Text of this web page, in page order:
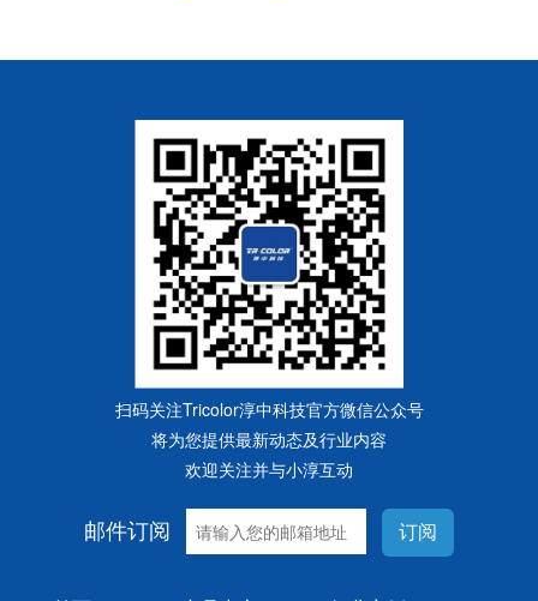
扫码关注Tricolor淳中科技官方微信公众号
将为您提供最新动态及行业内容
欢迎关注并与小淳互动
邮件订阅 订阅